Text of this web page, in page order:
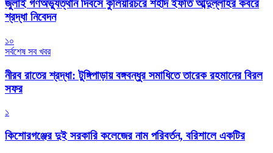
জুলাই গণঅভ্যুত্থান দিবসে কুলিয়ারচরে শহীদ ইফতি আব্দুল্লাহর কবরে
শ্রদ্ধা নিবেদন
১০
সর্বশেষ সব খবর
নীরব রাতের শ্রদ্ধা: টুঙ্গিপাড়ায় বঙ্গবন্ধুর সমাধিতে তারেক রহমানের বিরল
সফর
১
কিশোরগঞ্জের দুই সরকারি কলেজের নাম পরিবর্তন, বরিশালে একটির